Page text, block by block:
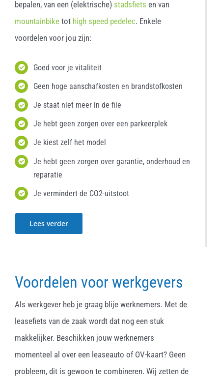
bepalen, van een (elektrische) stadsfiets en van
mountainbiketot high speed pedelec. Enkele
voordelen voor jou zijn:
Goed voor je vitaliteit
Geen hoge aanschafkosten en brandstofkosten
Je staat niet meer in de file
Je hebt geen zorgen over een parkeerplek
Je kiest zelf het model
Je hebt geen zorgen over garantie, onderhoud en
reparatie
Je vermindert de CO2-uitstoot
Lees verder
Voordelen voor werkgevers
Als werkgever heb je graag blije werknemers. Met de
leasefiets van de zaak wordt dat nog een stuk
makkelijker. Beschikken jouw werknemers
momenteel al over een leaseauto of OV-kaart? Geen
probleem, dit is gewoon te combineren. Wij zetten de